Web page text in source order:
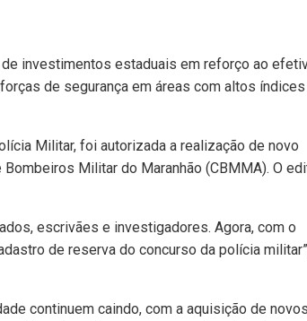
investimentos estaduais em reforço ao
de segurança em áreas com altos
Militar, foi autorizada a realização de novo
Militar do Maranhão (CBMMA). O
escrivães e investigadores. Agora, com o
de reserva do concurso da polícia
continuem caindo, com a aquisição de novos